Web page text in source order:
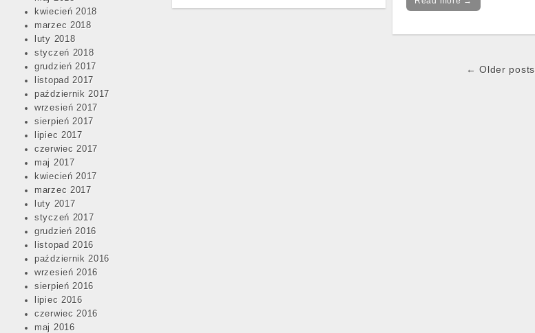
kwiecień 2018
marzec 2018
luty 2018
styczeń 2018
grudzień 2017
listopad 2017
październik 2017
wrzesień 2017
sierpień 2017
lipiec 2017
czerwiec 2017
maj 2017
kwiecień 2017
marzec 2017
luty 2017
styczeń 2017
grudzień 2016
listopad 2016
październik 2016
wrzesień 2016
sierpień 2016
lipiec 2016
czerwiec 2016
maj 2016
← Older posts